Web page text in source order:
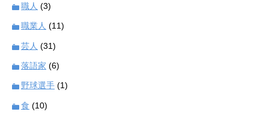
職人 (3)
職業人 (11)
芸人 (31)
落語家 (6)
野球選手 (1)
食 (10)